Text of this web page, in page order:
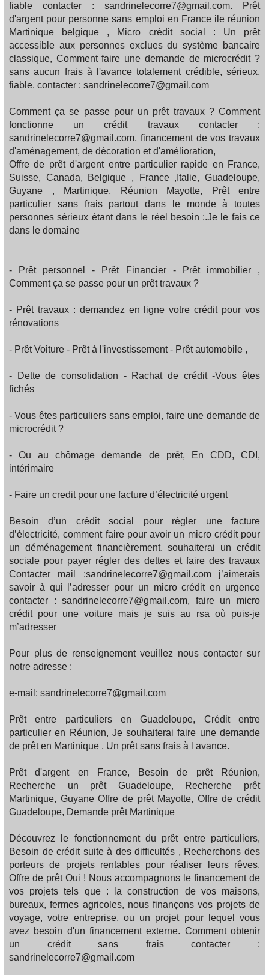
fiable contacter : sandrinelecorre7@gmail.com. Prêt
d'argent pour personne sans emploi en France ile réunion
Martinique belgique , Micro crédit social : Un prêt
accessible aux personnes exclues du système bancaire
classique, Comment faire une demande de microcrédit ?
sans aucun frais à l'avance totalement crédible, sérieux,
fiable. contacter : sandrinelecorre7@gmail.com
Comment ça se passe pour un prêt travaux ? Comment
fonctionne un crédit travaux contacter :
sandrinelecorre7@gmail.com, financement de vos travaux
d'aménagement, de décoration et d'amélioration,
Offre de prêt d'argent entre particulier rapide en France,
Suisse, Canada, Belgique , France ,Italie, Guadeloupe,
Guyane , Martinique, Réunion Mayotte, Prêt entre
particulier sans frais partout dans le monde à toutes
personnes sérieux étant dans le réel besoin :.Je le fais ce
dans le domaine
- Prêt personnel - Prêt Financier - Prêt immobilier ,
Comment ça se passe pour un prêt travaux ?
- Prêt travaux : demandez en ligne votre crédit pour vos
rénovations
- Prêt Voiture - Prêt à l'investissement - Prêt automobile ,
- Dette de consolidation - Rachat de crédit -Vous êtes
fichés
- Vous êtes particuliers sans emploi, faire une demande de
microcrédit ?
- Ou au chômage demande de prêt, En CDD, CDI,
intérimaire
- Faire un credit pour une facture d’électricité urgent
Besoin d’un crédit social pour régler une facture
d’électricité, comment faire pour avoir un micro crédit pour
un déménagement financièrement. souhaiterai un crédit
sociale pour payer régler des dettes et faire des travaux
Contacter mail :sandrinelecorre7@gmail.com j’aimerais
savoir à qui l’adresser pour un micro crédit en urgence
contacter : sandrinelecorre7@gmail.com, faire un micro
crédit pour une voiture mais je suis au rsa où puis-je
m’adresser
Pour plus de renseignement veuillez nous contacter sur
notre adresse :
e-mail: sandrinelecorre7@gmail.com
Prêt entre particuliers en Guadeloupe, Crédit entre
particulier en Réunion, Je souhaiterai faire une demande
de prêt en Martinique , Un prêt sans frais à l avance.
Prêt d'argent en France, Besoin de prêt Réunion,
Recherche un prêt Guadeloupe, Recherche prêt
Martinique, Guyane Offre de prêt Mayotte, Offre de crédit
Guadeloupe, Demande prêt Martinique
Découvrez le fonctionnement du prêt entre particuliers,
Besoin de crédit suite à des difficultés , Recherchons des
porteurs de projets rentables pour réaliser leurs rêves.
Offre de prêt Oui ! Nous accompagnons le financement de
vos projets tels que : la construction de vos maisons,
bureaux, fermes agricoles, nous finançons vos projets de
voyage, votre entreprise, ou un projet pour lequel vous
avez besoin d'un financement externe. Comment obtenir
un crédit sans frais contacter :
sandrinelecorre7@gmail.com